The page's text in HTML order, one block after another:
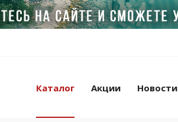
Каталог Акции Новости